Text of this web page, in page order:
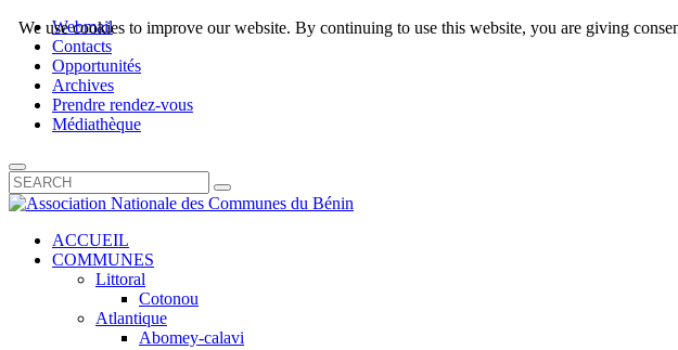
Webmail
Contacts
Opportunités
Archives
Prendre rendez-vous
Médiathèque
ACCUEIL
COMMUNES
Littoral
Cotonou
Atlantique
Abomey-calavi
We use cookies to improve our website. By continuing to use this website, you are giving